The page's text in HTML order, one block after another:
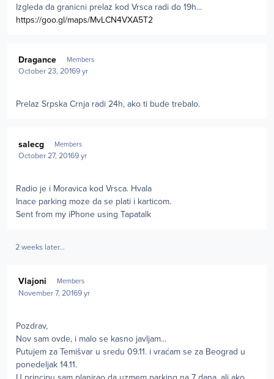
Izgleda da granicni prelaz kod Vrsca radi do 19h...
https://goo.gl/maps/MvLCN4VXA5T2
Dragance Members
October 23, 20169 yr
Prelaz Srpska Crnja radi 24h, ako ti bude trebalo.
salecg Members
October 27, 20169 yr
Radio je i Moravica kod Vrsca. Hvala
Inace parking moze da se plati i karticom.
Sent from my iPhone using Tapatalk
2 weeks later...
Vlajoni Members
November 7, 20169 yr
Pozdrav,
Nov sam ovde, i malo se kasno javljam...
Putujem za Temišvar u sredu 09.11. i vraćam se za Beograd u
ponedeljak 14.11.